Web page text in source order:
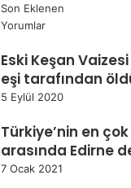
Son Eklenen
Yorumlar
Eski Keşan
eşi tarafından
5 Eylül 2020
Türkiye’nin en
arasında Edirne
7 Ocak 2021